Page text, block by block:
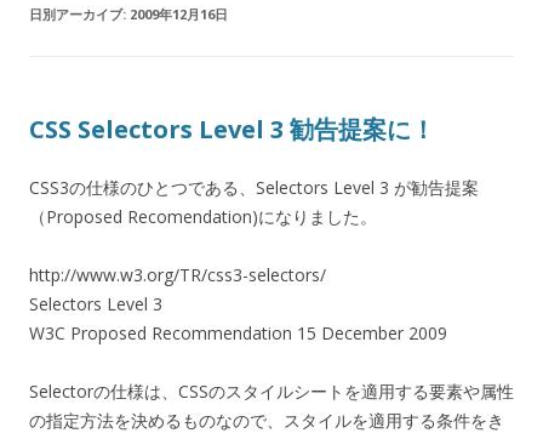
日別アーカイブ: 2009年12月16日
CSS Selectors Level 3 勧告提案に！
CSS3の仕様のひとつである、Selectors Level 3 が勧告提案
（Proposed Recomendation)になりました。
http://www.w3.org/TR/css3-selectors/
Selectors Level 3
W3C Proposed Recommendation 15 December 2009
Selectorの仕様は、CSSのスタイルシートを適用する要素や属性
の指定方法を決めるものなので、スタイルを適用する条件をき